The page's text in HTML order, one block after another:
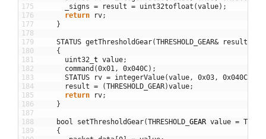
175
176
177
178
179
180
181
182
183
184
185
186
187
188
189
_signs = result = uint32tofloat (value) ;
return
rv;
}
STATUS getThresholdGear(THRESHOLD_GEAR& result
{
uint32 t value;
command (0x01, 0x040C) ;
STATUS
rv = integerValue(value, 0x03, 0x040C
result = (THRESHOLD_GEAR)value;
return
rv;
}
bool setThresholdGear(THRESHOLD GEAR value =
{